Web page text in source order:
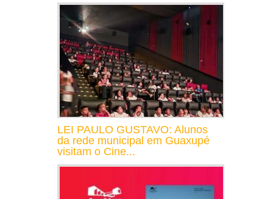
LEI PAULO GUSTAVO: Alunos
da rede municipal em Guaxupé
visitam o Cine...